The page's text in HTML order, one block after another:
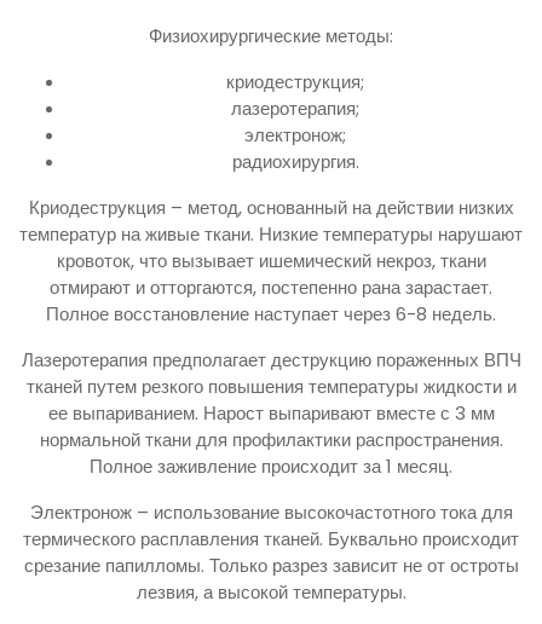
Физиохирургические методы:
криодеструкция;
лазеротерапия;
электронож;
радиохирургия.
Криодеструкция – метод, основанный на действии низких
температур на живые ткани. Низкие температуры нарушают
кровоток, что вызывает ишемический некроз, ткани
отмирают и отторгаются, постепенно рана зарастает.
Полное восстановление наступает через 6-8 недель.
Лазеротерапия предполагает деструкцию пораженных ВПЧ
тканей путем резкого повышения температуры жидкости и
ее выпариванием. Нарост выпаривают вместе с 3 мм
нормальной ткани для профилактики распространения.
Полное заживление происходит за 1 месяц.
Электронож – использование высокочастотного тока для
термического расплавления тканей. Буквально происходит
срезание папилломы. Только разрез зависит не от остроты
лезвия, а высокой температуры.